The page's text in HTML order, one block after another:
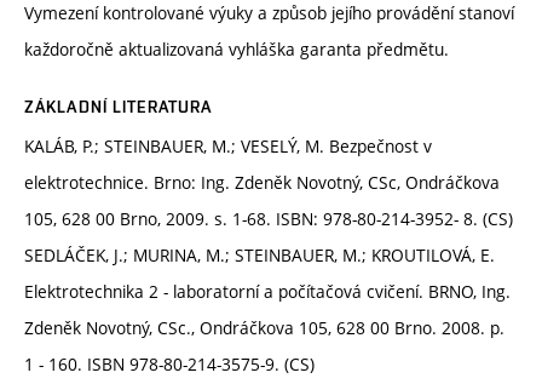
Vymezení kontrolované výuky a způsob jejího provádění stanoví
každoročně aktualizovaná vyhláška garanta předmětu.
ZÁKLADNÍ LITERATURA
KALÁB, P.; STEINBAUER, M.; VESELÝ, M. Bezpečnost v
elektrotechnice. Brno: Ing. Zdeněk Novotný, CSc, Ondráčkova
105, 628 00 Brno, 2009. s. 1-68. ISBN: 978-80-214-3952- 8. (CS)
SEDLÁČEK, J.; MURINA, M.; STEINBAUER, M.; KROUTILOVÁ, E.
Elektrotechnika 2 - laboratorní a počítačová cvičení. BRNO, Ing.
Zdeněk Novotný, CSc., Ondráčkova 105, 628 00 Brno. 2008. p.
1 - 160. ISBN 978-80-214-3575-9. (CS)